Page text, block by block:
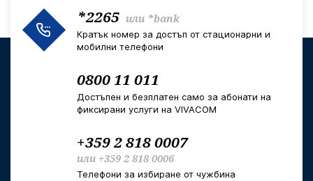
*2265 или *bank
Кратък номер за достъп от стационарни и
мобилни телефони
0800 11 011
Достъпен и безплатен само за абонати на
фиксирани услуги на VIVACOM
+359 2 818 0007
или +359 2 818 0006
Телефони за избиране от чужбина